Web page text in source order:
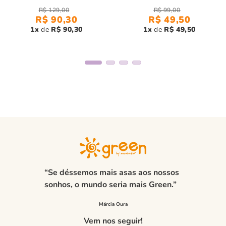
Design:Manga longa e modelagem careca, ideal para
temperaturas amenas
R$ 129,00
R$ 90,30
1 R$ 90,30
R$ 99,00
R$ 49,50
1 R$ 49,50
“Se déssemos mais asas aos nossos
sonhos, o mundo seria mais Green.”
Vem nos seguir!